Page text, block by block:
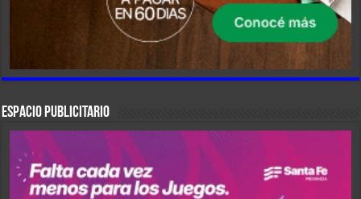
ESPACIO PUBLICITARIO